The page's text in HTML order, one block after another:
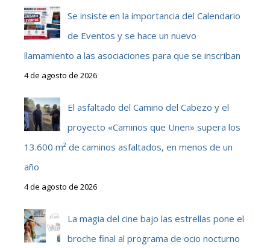
Se insiste en la importancia del Calendario
de Eventos y se hace un nuevo
llamamiento a las asociaciones para que se inscriban
4 de agosto de 2026
El asfaltado del Camino del Cabezo y el
proyecto «Caminos que Unen» supera los
13.600 m² de caminos asfaltados, en menos de un
año
4 de agosto de 2026
La magia del cine bajo las estrellas pone el
broche final al programa de ocio nocturno